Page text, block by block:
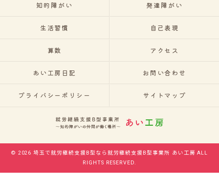
知的障がい 発達障がい
生活習慣 自己表現
算数 アクセス
あい工房日記 お問い合わせ
プライバシーポリシー サイトマップ
© 2026 埼玉で就労継続支援B型なら就労継続支援B型事業所 あい工房 ALL
RIGHTS RESERVED.